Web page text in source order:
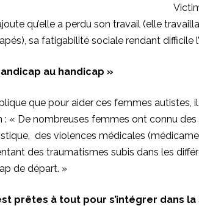
qu’elle a perdu son travail (elle
sa fatigabilité sociale rendant difficile
au handicap »
que pour aider ces femmes autistes,
: « De nombreuses femmes ont connu
des violences médicales
des traumatismes subis dans les
de départ. »
prêtes à tout pour s’intégrer dans